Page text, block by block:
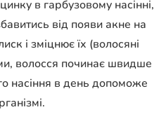
в гарбузовому насінні,
від появи акне на
і зміцнює їх (волосяні
волосся починає швидше
насіння в день допоможе